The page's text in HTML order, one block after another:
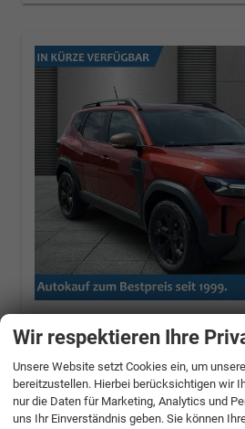
ECO-G LPG
90 kW (122 PS),
unverbindliche Lieferzeit:8 Tage
Terracotta-Braun
Wir respektieren Ihre
Unsere Website setzt Cookies ein, um
bereitzustellen. Hierbei berücksichtigen wir
nur die Daten für Marketing, Analytics und
uns Ihr Einverständnis geben. Sie können